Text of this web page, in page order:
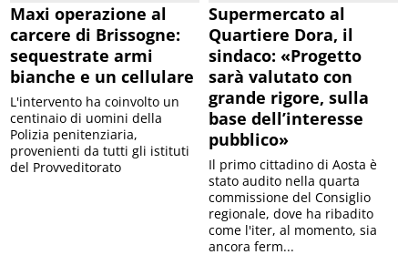
Maxi operazione al
carcere di Brissogne:
sequestrate armi
bianche e un cellulare
L'intervento ha coinvolto un
centinaio di uomini della
Polizia penitenziaria,
provenienti da tutti gli istituti
del Provveditorato
Supermercato al
Quartiere Dora, il
sindaco: «Progetto
sarà valutato con
grande rigore, sulla
base dell’interesse
pubblico»
Il primo cittadino di Aosta è
stato audito nella quarta
commissione del Consiglio
regionale, dove ha ribadito
come l'iter, al momento, sia
ancora ferm...